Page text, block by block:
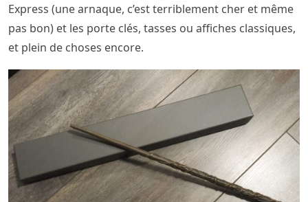
Express (une arnaque, c’est terriblement cher et même
pas bon) et les porte clés, tasses ou affiches classiques,
et plein de choses encore.